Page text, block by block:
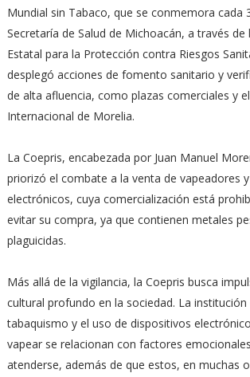
Mundial sin Tabaco, que se conmemora cada
Secretaría de Salud de Michoacán, a través de
Estatal para la Protección contra Riesgos
desplegó acciones de fomento sanitario y
de alta afluencia, como plazas comerciales y
Internacional de Morelia.
La Coepris, encabezada por Juan Manuel
priorizó el combate a la venta de vapeadores
electrónicos, cuya comercialización está
evitar su compra, ya que contienen metales
plaguicidas.
Más allá de la vigilancia, la Coepris busca
cultural profundo en la sociedad. La
tabaquismo y el uso de dispositivos
vapear se relacionan con factores
atenderse, además de que estos, en muchas